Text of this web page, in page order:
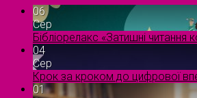
06
Сер
Бібліорелакс «Затишні читання
04
Сер
Крок за кроком до цифрової
01